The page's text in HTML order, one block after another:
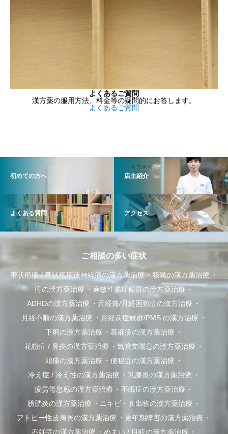
よくあるご質問
漢方薬の服用方法、料金等の疑問的にお答します。
よくあるご質問
初めての方へ 店主紹介
よくある質問 アクセス
ご相談の多い症状
帯状疱疹 / 帯状疱疹後神経痛の漢方薬治療
咳嗽の漢方薬治療
痔の漢方薬治療
過敏性腸症候群の漢方薬治療
ADHDの漢方薬治療
月経痛/月経困難症の漢方治療
月経不順の漢方薬治療
月経前症候群/PMS の漢方治療
下痢の漢方薬治療
蕁麻疹の漢方薬治療
花粉症 / 鼻炎の漢方薬治療
気管支喘息の漢方薬治療
頭痛の漢方薬治療
便秘症の漢方薬治療
冷え症 / 冷え性の漢方薬治療
乳腺炎の漢方薬治療
疲労倦怠感の漢方薬治療
不眠症の漢方薬治療
膀胱炎の漢方薬治療
ニキビ・吹出物の漢方薬治療
アトピー性皮膚炎の漢方薬治療
更年期障害の漢方薬治療
不妊症の漢方薬治療
めまい / 目眩の漢方薬治療